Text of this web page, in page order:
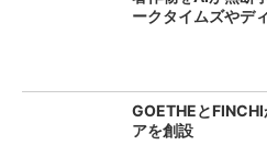
ークタイムズやデ
GOETHEと
アを創設